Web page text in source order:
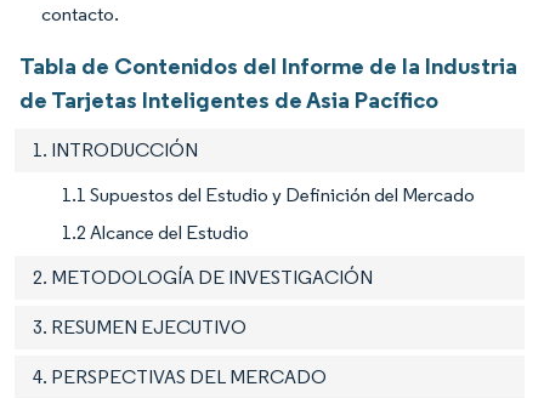
contacto.
Tabla de Contenidos del Informe de la Industria
de Tarjetas Inteligentes de Asia Pacífico
1. INTRODUCCIÓN
1.1 Supuestos del Estudio y Definición del Mercado
1.2 Alcance del Estudio
2. METODOLOGÍA DE INVESTIGACIÓN
3. RESUMEN EJECUTIVO
4. PERSPECTIVAS DEL MERCADO